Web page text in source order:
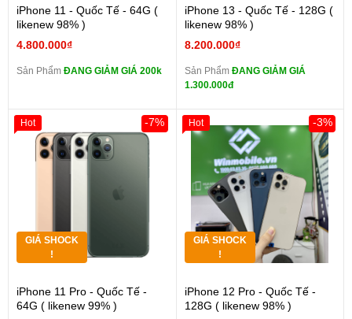
iPhone 11 - Quốc Tế - 64G (
likenew 98% )
4.800.000₫
Sản Phẩm ĐANG GIẢM GIÁ 200k
iPhone 13 - Quốc Tế - 128G (
likenew 98% )
8.200.000₫
Sản Phẩm ĐANG GIẢM GIÁ
1.300.000đ
GIÁ SHOCK
!
iPhone 11 Pro - Quốc Tế -
64G ( likenew 99% )
-7%
Hot
GIÁ SHOCK
!
iPhone 12 Pro - Quốc Tế -
128G ( likenew 98% )
-3%
Hot